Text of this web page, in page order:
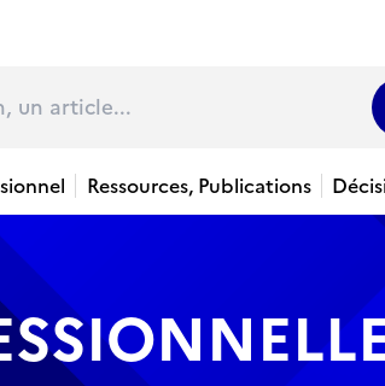
Ressources, Publications